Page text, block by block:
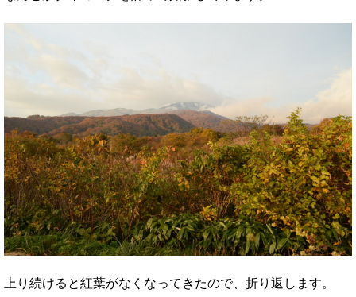
上り続けると紅葉がなくなってきたので、折り返します。